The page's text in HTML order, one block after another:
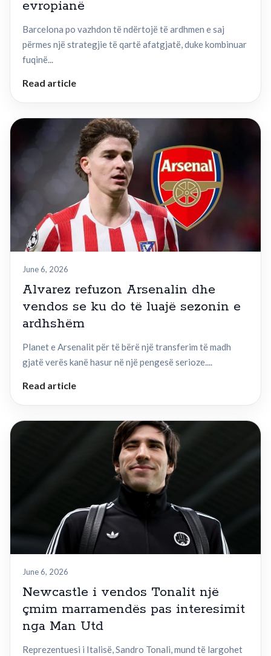
evropianë
Barcelona po vazhdon të ndërtojë të ardhmen e saj
përmes një strategjie të qartë afatgjatë, duke kombinuar
fuqinë...
Read article
June 6, 2026
Alvarez refuzon Arsenalin dhe
vendos se ku do të luajë sezonin e
ardhshëm
Planet e Arsenalit për të bërë një transferim të madh
gjatë verës kanë hasur në një pengesë serioze....
Read article
June 6, 2026
Newcastle i vendos Tonalit një
çmim marramendës pas interesimit
nga Man Utd
Reprezentuesi i Italisë, Sandro Tonali, mund të largohet